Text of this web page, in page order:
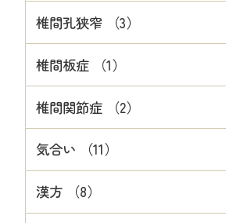
椎間孔狭窄 （3）
椎間板症 （1）
椎間関節症 （2）
気合い （11）
漢方 （8）